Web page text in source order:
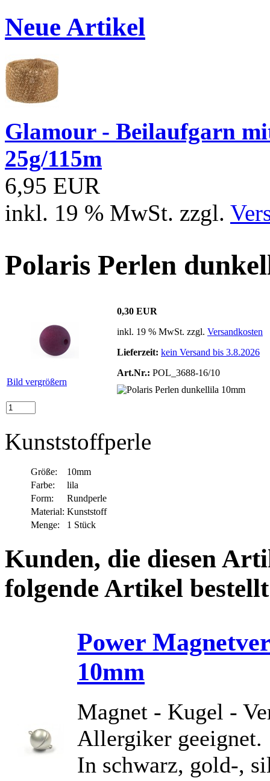
Neue Artikel
Glamour - Beilaufgarn
25g/115m
6,95 EUR
inkl. 19 % MwSt. zzgl.
Polaris Perlen
Bild vergrößern
0,30 EUR
inkl. 19 % MwSt. zzgl. Versandkosten
Lieferzeit: kein Versand bis 3.8.2026
Art.Nr.: POL_3688-16/10
Kunststoffperle
Größe:
10mm
Farbe:
lila
Form:
Rundperle
Material: Kunststoff
Menge:
1 Stück
Kunden, die diesen
folgende Artikel
Power
10mm
Magnet - Kugel -
Allergiker geeignet.
In schwarz, gold-,